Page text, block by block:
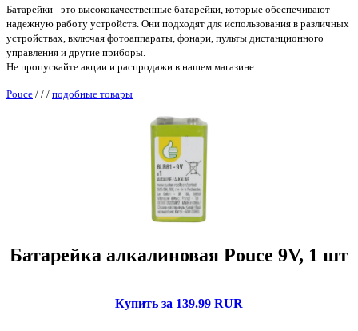
Батарейки - это высококачественные батарейки, которые обеспечивают
надежную работу устройств. Они подходят для использования в различных
устройствах, включая фотоаппараты, фонари, пульты дистанционного
управления и другие приборы.
Не пропускайте акции и распродажи в нашем магазине.
Pouce / / / подобные товары
Батарейка алкалиновая Pouce 9V, 1 шт
Купить за 139.99 RUR